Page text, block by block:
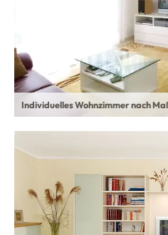
Individuelles Wohnzimmer nach